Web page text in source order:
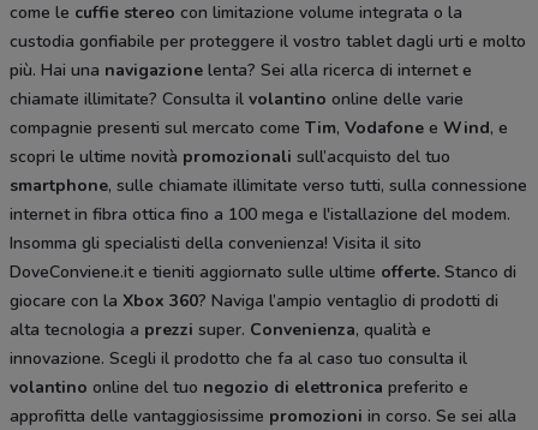
come le cuffie stereo con limitazione volume integrata o la
custodia gonfiabile per proteggere il vostro tablet dagli urti e molto
più. Hai una navigazione lenta? Sei alla ricerca di internet e
chiamate illimitate? Consulta il volantino online delle varie
compagnie presenti sul mercato come Tim, Vodafone e Wind, e
scopri le ultime novità promozionali sull’acquisto del tuo
smartphone, sulle chiamate illimitate verso tutti, sulla connessione
internet in fibra ottica fino a 100 mega e l'istallazione del modem.
Insomma gli specialisti della convenienza! Visita il sito
DoveConviene.it e tieniti aggiornato sulle ultime offerte. Stanco di
giocare con la Xbox 360? Naviga l’ampio ventaglio di prodotti di
alta tecnologia a prezzi super. Convenienza, qualità e
innovazione. Scegli il prodotto che fa al caso tuo consulta il
volantino online del tuo negozio di elettronica preferito e
approfitta delle vantaggiosissime promozioni in corso. Se sei alla